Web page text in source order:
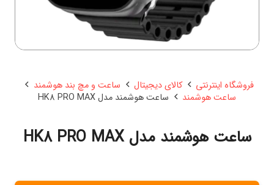
فروشگاه اینترنتی کالای دیجیتال
ساعت و مچ بند هوشمند
ساعت هوشمند
ساعت هوشمند مدل HK8 PRO MAX
ساعت هوشمند مدل HK8 PRO MAX